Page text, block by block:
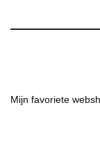
Mijn favoriete